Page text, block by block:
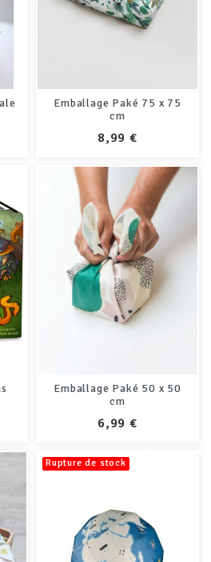
Emballage Paké 75 x 75
cm
PRIX
8,99 €
Emballage Paké 50 x 50
cm
PRIX
6,99 €
Rupture de stock